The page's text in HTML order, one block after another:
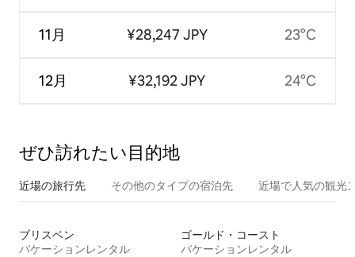
11月
12月
¥28,247 JPY
¥32,192 JPY
23°C
24°C
ぜひ訪⁠れ⁠た⁠い目⁠的⁠地
近場の旅行先 その他のタ⁠イ⁠プ⁠の宿⁠泊⁠先 近場で人気の観光
ブリスベン
バケーションレンタル
ゴールド・コースト
バケーションレンタル